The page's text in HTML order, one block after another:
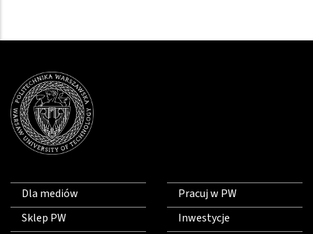
Dla mediów
Sklep PW
Pracuj w PW
Inwestycje